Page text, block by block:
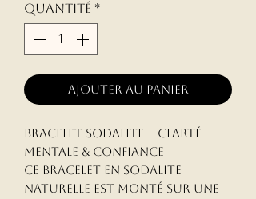
Quantité *
Ajouter au panier
Bracelet Sodalite – Clarté
mentale & Confiance
Ce bracelet en sodalite
naturelle est monté sur une